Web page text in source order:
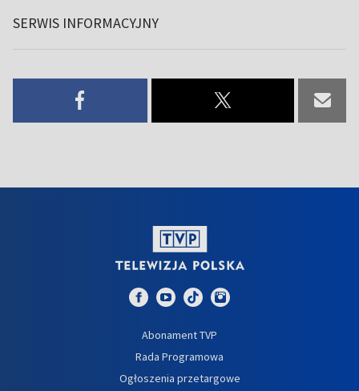
SERWIS INFORMACYJNY
Abonament TVP
Rada Programowa
Ogłoszenia przetargowe